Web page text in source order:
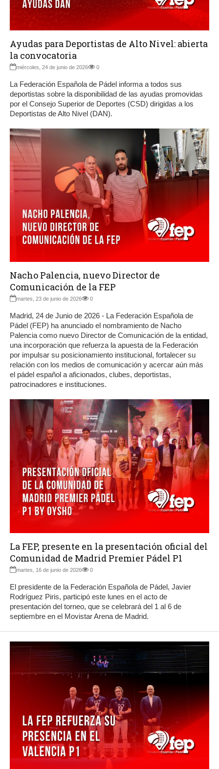
Ayudas para Deportistas de Alto Nivel: abierta
la convocatoria
miércoles, 24 de junio de 2026 0
La Federación Española de Pádel informa a todos sus
deportistas sobre la disponibilidad de las ayudas promovidas
por el Consejo Superior de Deportes (CSD) dirigidas a los
Deportistas de Alto Nivel (DAN).
Nacho Palencia, nuevo Director de
Comunicación de la FEP
martes, 23 de junio de 2026 0
Madrid, 24 de Junio de 2026 - La Federación Española de
Pádel (FEP) ha anunciado el nombramiento de Nacho
Palencia como nuevo Director de Comunicación de la entidad,
una incorporación que refuerza la apuesta de la Federación
por impulsar su posicionamiento institucional, fortalecer su
relación con los medios de comunicación y acercar aún más
el pádel español a aficionados, clubes, deportistas,
patrocinadores e instituciones.
La FEP, presente en la presentación oficial del
Comunidad de Madrid Premier Pádel P1
martes, 16 de junio de 2026 0
El presidente de la Federación Española de Pádel, Javier
Rodríguez Piris, participó este lunes en el acto de
presentación del torneo, que se celebrará del 1 al 6 de
septiembre en el Movistar Arena de Madrid.